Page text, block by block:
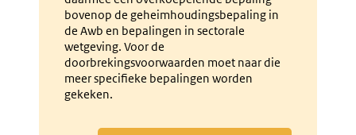
bovenop de geheimhoudingsbepaling in
de Awb en bepalingen in sectorale
wetgeving. Voor de
doorbrekingsvoorwaarden moet naar die
meer specifieke bepalingen worden
gekeken.